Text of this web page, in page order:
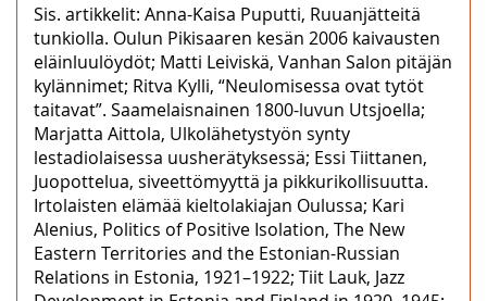
Sis. artikkelit: Anna-Kaisa Puputti, Ruuanjätteitä
tunkiolla. Oulun Pikisaaren kesän 2006 kaivausten
eläinluulöydöt; Matti Leiviskä, Vanhan Salon pitäjän
kylännimet; Ritva Kylli, “Neulomisessa ovat tytöt
taitavat”. Saamelaisnainen 1800-luvun Utsjoella;
Marjatta Aittola, Ulkolähetystyön synty
lestadiolaisessa uusherätyksessä; Essi Tiittanen,
Juopottelua, siveettömyyttä ja pikkurikollisuutta.
Irtolaisten elämää kieltolakiajan Oulussa; Kari
Alenius, Politics of Positive Isolation, The New
Eastern Territories and the Estonian-Russian
Relations in Estonia, 1921–1922; Tiit Lauk, Jazz